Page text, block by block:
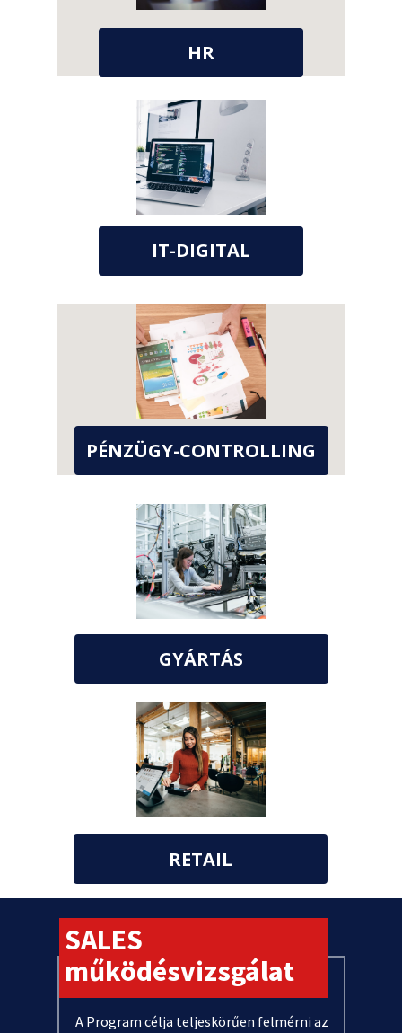
HR
IT-DIGITAL
PÉNZÜGY-CONTROLLING
GYÁRTÁS
RETAIL
SALES
működésvizsgálat
A Program célja teljeskörűen felmérni az